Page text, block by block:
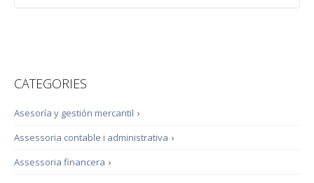
CATEGORIES
›
Asesoría y gestión mercantil
›
Assessoria contable i administrativa
›
Assessoria financera